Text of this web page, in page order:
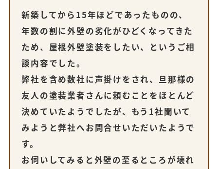
新築してから15年ほどであったものの、
年数の割に外壁の劣化がひどくなってきた
ため、屋根外壁塗装をしたい、というご相
談内容でした。
弊社を含め数社に声掛けをされ、旦那様の
友人の塗装業者さんに頼むことをほとんど
決めていたようでしたが、もう1社聞いて
みようと弊社へお問合せいただいたようで
す。
お伺いしてみると外壁の至るところが壊れ